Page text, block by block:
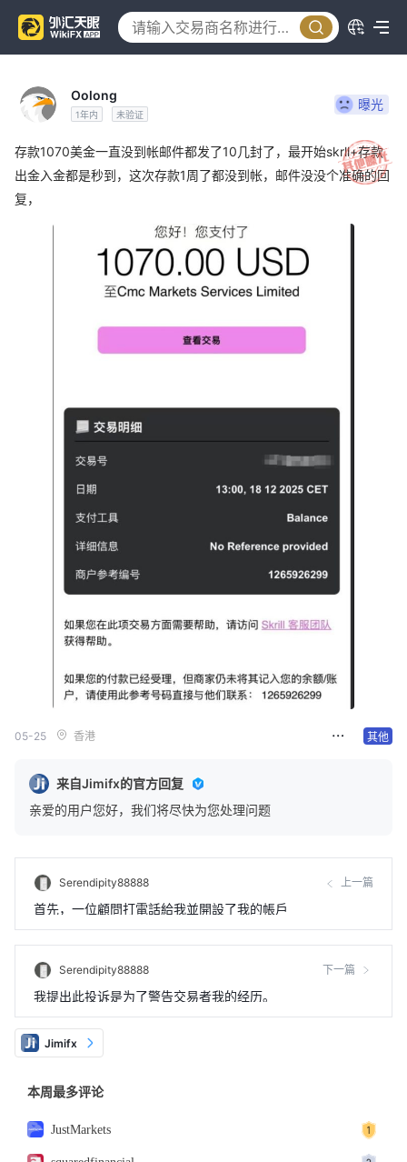
Oolong
1年内 未验证
曝光
存款1070美金一直没到帐邮件都发了10几封了，最开始skrll+存款
出金入金都是秒到，这次存款1周了都没到帐，邮件没没个准确的回
复，
05-25 香港 其他
来自Jimifx的官方回复
亲爱的用户您好，我们将尽快为您处理问题
Serendipity88888 上一篇
首先，一位顧問打電話給我並開設了我的帳戶
Serendipity88888 下一篇
我提出此投诉是为了警告交易者我的经历。
Jimifx
本周最多评论
JustMarkets